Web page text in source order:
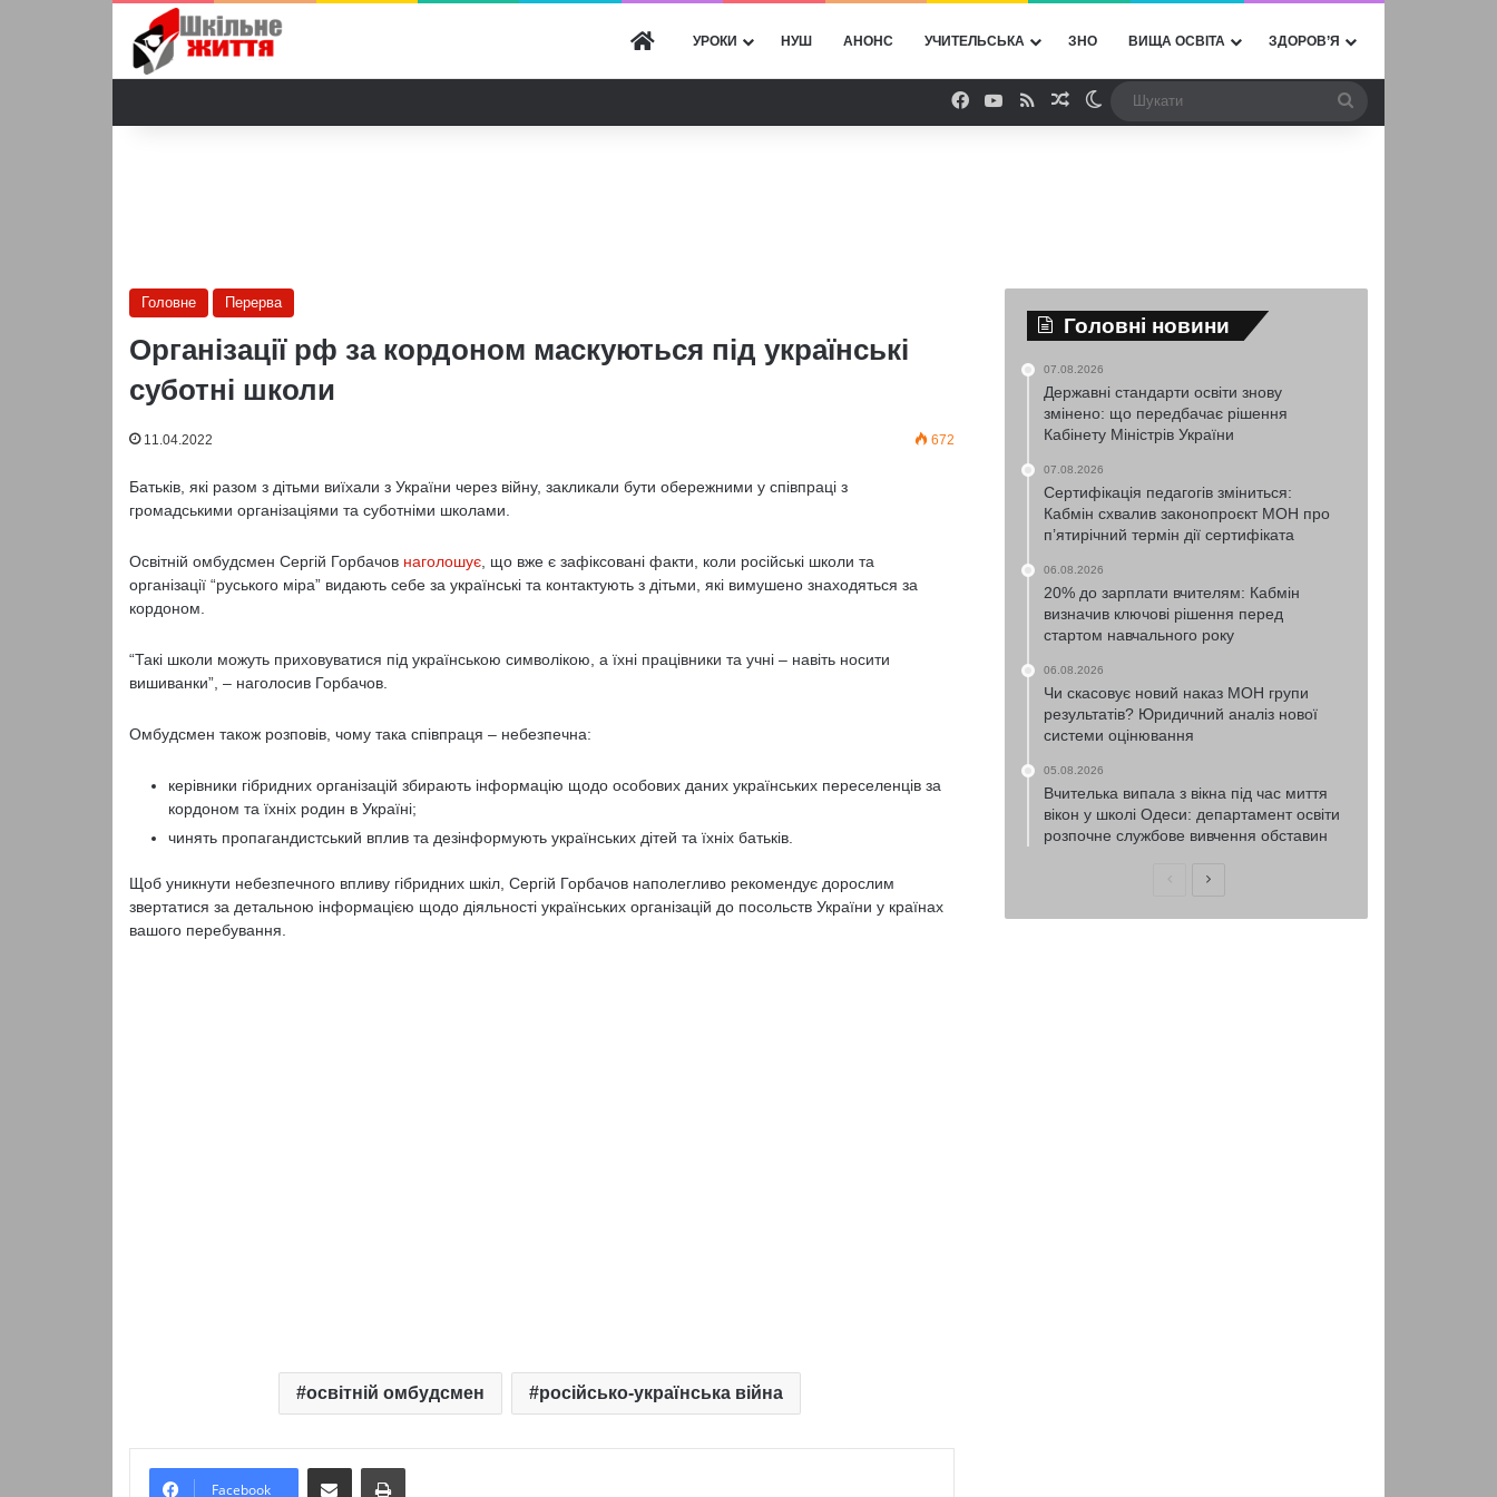
ГОЛОВНА
УРОКИ НУШ АНОНС УЧИТЕЛЬСЬКА ЗНО ВИЩА ОСВІТА ЗДОРОВ’Я
Facebook
YouTube
RSSВипадкова стаття
Switch skin
Головне Перерва
Організації рф за кордоном маскуються під українські
суботні школи
11.04.2022 672
Батьків, які разом з дітьми виїхали з України через війну, закликали бути обережними у співпраці з
громадськими організаціями та суботніми школами.
Освітній омбудсмен Сергій Горбачов наголошує, що вже є зафіксовані факти, коли російські школи та
організації “руського міра” видають себе за українські та контактують з дітьми, які вимушено знаходяться за
кордоном.
“Такі школи можуть приховуватися під українською символікою, а їхні працівники та учні – навіть носити
вишиванки”, – наголосив Горбачов.
Омбудсмен також розповів, чому така співпраця – небезпечна:
керівники гібридних організацій збирають інформацію щодо особових даних українських переселенців за
кордоном та їхніх родин в Україні;
чинять пропагандистський вплив та дезінформують українських дітей та їхніх батьків.
Щоб уникнути небезпечного впливу гібридних шкіл, Сергій Горбачов наполегливо рекомендує дорослим
звертатися за детальною інформацією щодо діяльності українських організацій до посольств України у країнах
вашого перебування.
освітній омбудсмен російсько-українська війна
Facebook
Надіслати електронною поштоюНадрукувати
Головні новини
07.08.2026
Державні стандарти освіти знову
змінено: що передбачає рішення
Кабінету Міністрів України
07.08.2026
Сертифікація педагогів зміниться:
Кабмін схвалив законопроєкт МОН про
п’ятирічний термін дії сертифіката
06.08.2026
20% до зарплати вчителям: Кабмін
визначив ключові рішення перед
стартом навчального року
06.08.2026
Чи скасовує новий наказ МОН групи
результатів? Юридичний аналіз нової
системи оцінювання
05.08.2026
Вчителька випала з вікна під час миття
вікон у школі Одеси: департамент освіти
розпочне службове вивчення обставин
ПопередняНаступна